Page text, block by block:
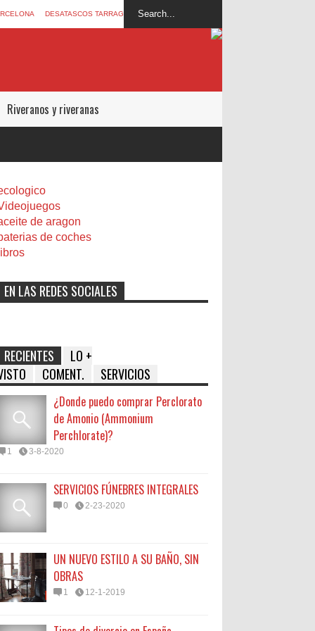
DESATASCOS TARRAGONA
Riveranos y riveranas
de aragon
de coches
libros
EN LAS REDES SOCIALES
RECIENTES
LO +
COMENT. SERVICIOS
¿Donde puedo comprar Perclorato
de Amonio (Ammonium
Perchlorate)?
1 3-8-2020
SERVICIOS FÚNEBRES INTEGRALES
0 2-23-2020
UN NUEVO ESTILO A SU BAÑO, SIN
OBRAS
1 12-1-2019